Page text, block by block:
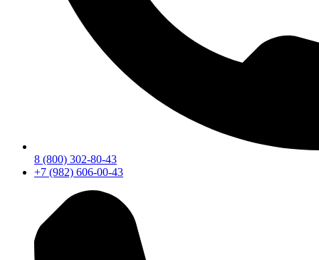
8 (800) 302-80-43
+7 (982) 606-00-43